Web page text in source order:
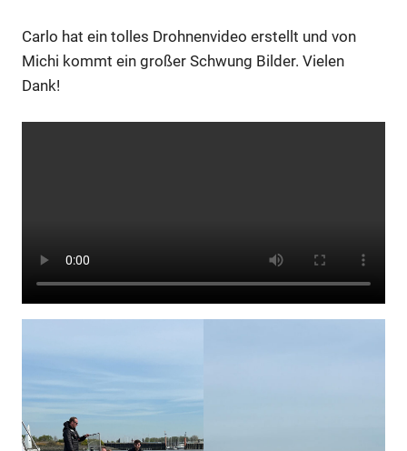
Carlo hat ein tolles Drohnenvideo erstellt und von
Michi kommt ein großer Schwung Bilder. Vielen
Dank!